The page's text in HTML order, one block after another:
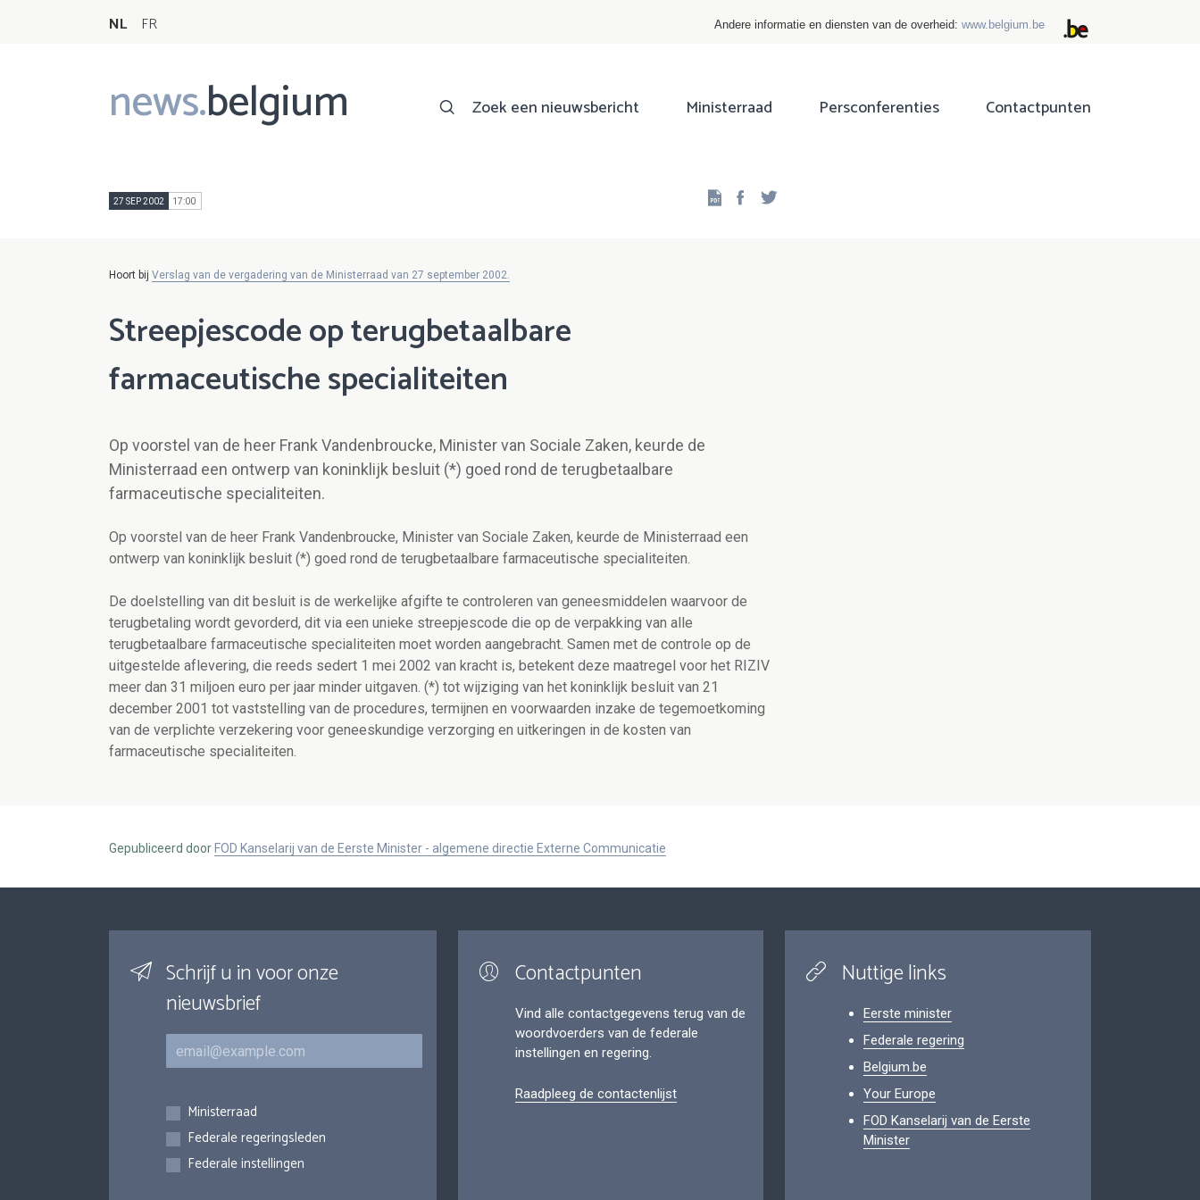
NL FR Andere informatie en diensten van de overheid: www.belgium.be
news.belgium
Main
navigation
Zoek een nieuwsbericht Ministerraad Persconferenties Contactpunten
27 SEP 2002 17:00 Facebook
Hoort bij Verslag van de vergadering van de Ministerraad van 27 september 2002.
Streepjescode op terugbetaalbare
farmaceutische specialiteiten
Op voorstel van de heer Frank Vandenbroucke, Minister van Sociale Zaken, keurde de
Ministerraad een ontwerp van koninklijk besluit (*) goed rond de terugbetaalbare
farmaceutische specialiteiten.
Op voorstel van de heer Frank Vandenbroucke, Minister van Sociale Zaken, keurde de Ministerraad een
ontwerp van koninklijk besluit (*) goed rond de terugbetaalbare farmaceutische specialiteiten.
De doelstelling van dit besluit is de werkelijke afgifte te controleren van geneesmiddelen waarvoor de
terugbetaling wordt gevorderd, dit via een unieke streepjescode die op de verpakking van alle
terugbetaalbare farmaceutische specialiteiten moet worden aangebracht. Samen met de controle op de
uitgestelde aflevering, die reeds sedert 1 mei 2002 van kracht is, betekent deze maatregel voor het RIZIV
meer dan 31 miljoen euro per jaar minder uitgaven. (*) tot wijziging van het koninklijk besluit van 21
december 2001 tot vaststelling van de procedures, termijnen en voorwaarden inzake de tegemoetkoming
van de verplichte verzekering voor geneeskundige verzorging en uitkeringen in de kosten van
farmaceutische specialiteiten.
Gepubliceerd door FOD Kanselarij van de Eerste Minister - algemene directie Externe Communicatie
Schrijf u in voor onze
nieuwsbrief
E-mail
Inschrijvingen
Ministerraad
Federale regeringsleden
Federale instellingen
Contactpunten
Vind alle contactgegevens terug van de
woordvoerders van de federale
instellingen en regering.
Raadpleeg de contactenlijst
Nuttige links
Eerste minister
Federale regering
Belgium.be
Your Europe
FOD Kanselarij van de Eerste
Minister